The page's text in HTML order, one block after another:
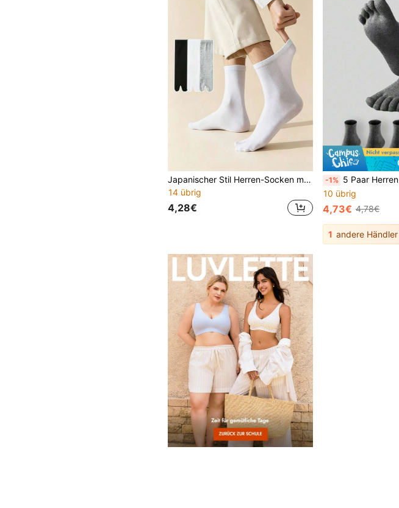
Japanischer Stil Herren-Socken mit geteilten Zehen, mittelhoch aus reiner Baumwolle, atmungsaktiv, pillingresistent, schwarz, weiß, grau, vielseitig einsetzbare Zwei-Zehen-Socken
14 übrig
4,28€
-1% 5 Paar Herren Schwarz Zehensocken, atmungsaktive Knöchel-Zehensocken,
10 übrig
4,73€ 4,78€
1 andere Händler